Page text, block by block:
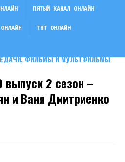
ФИЛЬМЫ И МУЛЬТФИЛЬМЫ
ПЯТЫЙ КАНАЛ ОНЛАЙН
ТНТ ОНЛАЙН
2 сезон –
и Ваня Дмитриенко